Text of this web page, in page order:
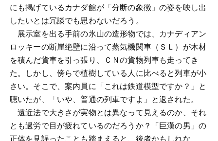
にも掲げているカナダ館が「分断の象徴」の姿を映し出
したいとは冗談でも思わないだろう。
展示室を出る手前の氷山の造形物では、カナディアン
ロッキーの断崖絶壁に沿って蒸気機関車（ＳＬ）が木材
を積んだ貨車を引っ張り、ＣＮの貨物列車も走ってき
た。しかし、傍らで植樹している人に比べると列車が小
さい。そこで、案内員に「これは鉄道模型ですか？」と
聴いたが、「いや、普通の列車ですよ」と返された。
遠近法で大きさが実物とは異なって見えるのか、それ
とも過労で目が疲れているのだろうか？「巨漢の男」の
正体を見誤ったことも踏まえると、後者かもしれな